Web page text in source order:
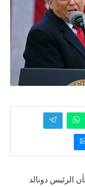
الرئيس دونالد